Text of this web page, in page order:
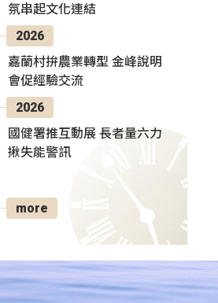
氛串起文化連結
2026
嘉蘭村拚農業轉型 金峰說明
會促經驗交流
2026
國健署推互動展 長者量六力
揪失能警訊
more